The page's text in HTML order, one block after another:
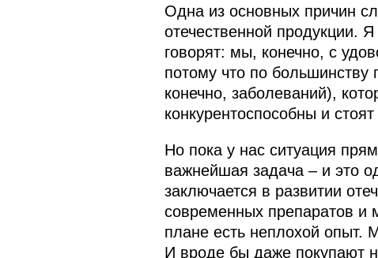
Одна из основных причин
отечественной продукции.
говорят: мы, конечно, с
потому что по
конечно, заболеваний),
конкурентоспособны и
Но пока у нас ситуация
важнейшая задача – и это
заключается в развитии
современных препаратов и
плане есть неплохой опыт.
И вроде бы даже покупают